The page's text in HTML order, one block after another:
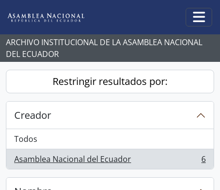
ARCHIVO INSTITUCIONAL DE LA ASAMBLEA NACIONAL
DEL ECUADOR
Restringir resultados por:
Creador
Todos
Asamblea Nacional del Ecuador
, 6 resultados 6